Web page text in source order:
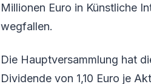
Millionen Euro in Künstliche
wegfallen.
Die Hauptversammlung hat
Dividende von 1,10 Euro je